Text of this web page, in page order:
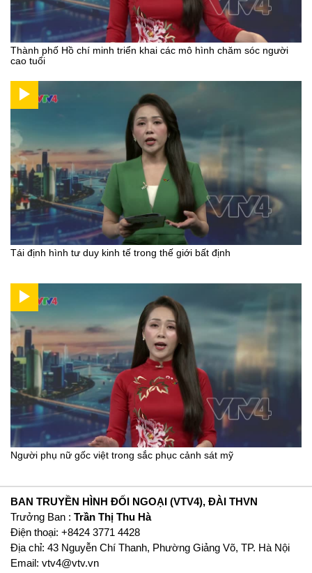
Thành phố Hồ chí minh triển khai các mô hình chăm sóc người
cao tuổi
Tái định hình tư duy kinh tế trong thế giới bất định
Người phụ nữ gốc việt trong sắc phục cảnh sát mỹ
BAN TRUYỀN HÌNH ĐỐI NGOẠI (VTV4), ĐÀI THVN
Trưởng Ban : Trần Thị Thu Hà
Ðiện thoại: +8424 3771 4428
Địa chỉ: 43 Nguyễn Chí Thanh, Phường Giảng Võ, TP. Hà Nội
Email: vtv4@vtv.vn